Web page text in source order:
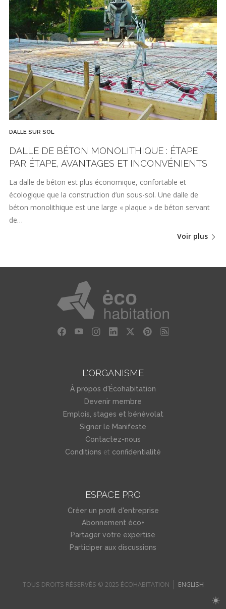
DALLE SUR SOL
DALLE DE BÉTON MONOLITHIQUE : ÉTAPE
PAR ÉTAPE, AVANTAGES ET INCONVÉNIENTS
La dalle de béton est plus économique, confortable et
écologique que la construction d’un sous-sol. Une dalle de
béton monolithique est une large « plaque » de béton servant
de…
Voir plus
L'ORGANISME
À propos d'Écohabitation
Devenir membre
Emplois, stages et bénévolat
Signer le Manifeste
Contactez-nous
Conditions et confidentialité
ESPACE PRO
Créer un profil d'entreprise
Abonnement éco+
Partager votre expertise
Participer aux discussions
TOUS DROITS RÉSERVÉS © 2025 ÉCOHABITATION ENGLISH